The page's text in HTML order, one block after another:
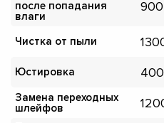
после попадания
влаги
900
Чистка от пыли
Юстировка 400
Замена переходных
шлейфов